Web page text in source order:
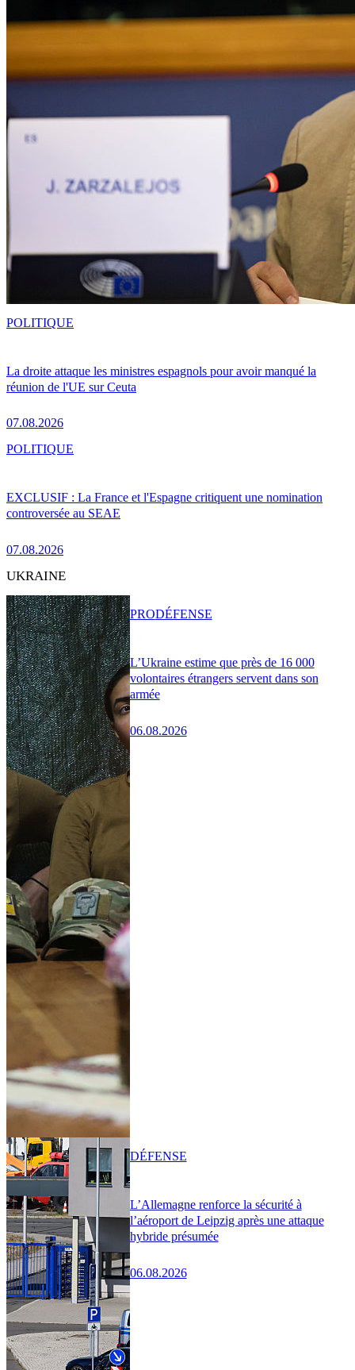
La droite attaque les ministres espagnols pour avoir manqué la
réunion de l'UE sur Ceuta
07.08.2026
POLITIQUE
EXCLUSIF : La France et l'Espagne critiquent une nomination
controversée au SEAE
07.08.2026
POLITIQUE
UKRAINE
L’Ukraine estime que près de 16 000
volontaires étrangers servent dans son
armée
06.08.2026
PRODÉFENSE
L’Allemagne renforce la sécurité à
l’aéroport de Leipzig après une attaque
hybride présumée
06.08.2026
DÉFENSE